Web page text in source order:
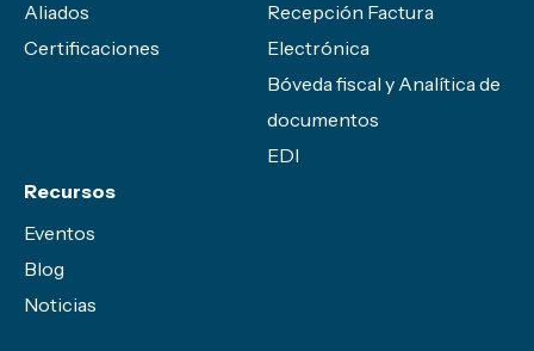
Aliados
Certificaciones
Recepción Factura
Electrónica
Bóveda fiscal y Analítica de
documentos
EDI
Recursos
Eventos
Blog
Noticias